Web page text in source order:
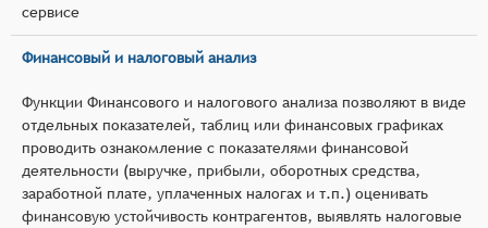
сервисе
Финансовый и налоговый анализ
Функции Финансового и налогового анализа позволяют в виде
отдельных показателей, таблиц или финансовых графиках
проводить ознакомление с показателями финансовой
деятельности (выручке, прибыли, оборотных средства,
заработной плате, уплаченных налогах и т.п.) оценивать
финансовую устойчивость контрагентов, выявлять налоговые